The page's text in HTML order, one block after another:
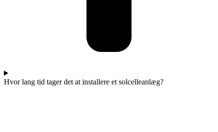
Hvor lang tid tager det at installere et solcelleanlæg?